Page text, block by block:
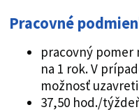
Pracovné
pracovný pomer
na 1 rok. V
možnosť
37,50 hod./